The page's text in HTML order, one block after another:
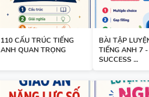
VÀ ĐIỀN TỪ VÀO CHỖ
TIẾNG ANH 7 - HỌC KỲ 1 -
SUCCESS - CÓ ĐÁP ÁN
TÀI LIỆU DẠY NÓI SPEAKING -
TIẾNG ANH 7 - GLOBAL
110 CẤU TRÚC TIẾNG
ANH QUAN TRỌNG
BÀI TẬP
TIẾNG ANH 7
SUCCESS ...